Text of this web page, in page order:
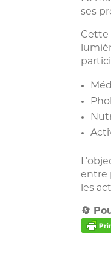
ses
Cette
entre
les
🔄